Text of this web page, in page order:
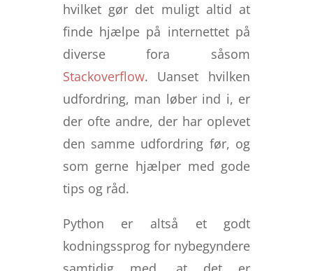
hvilket gør det muligt altid at
finde hjælpe på internettet på
diverse fora såsom
Stackoverflow. Uanset hvilken
udfordring, man løber ind i, er
der ofte andre, der har oplevet
den samme udfordring før, og
som gerne hjælper med gode
tips og råd.
Python er altså et godt
kodningssprog for nybegyndere